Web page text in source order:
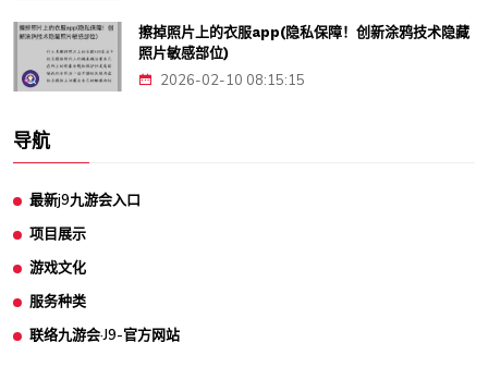
擦掉照片上的衣服app(隐私保障！创新涂鸦技术隐藏
照片敏感部位)
2026-02-10 08:15:15
导航
最新j9九游会入口
项目展示
游戏文化
服务种类
联络九游会·J9-官方网站